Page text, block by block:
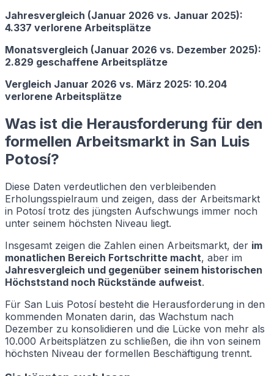
Jahresvergleich (Januar 2026 vs. Januar 2025):
4.337 verlorene Arbeitsplätze
Monatsvergleich (Januar 2026 vs. Dezember 2025):
2.829 geschaffene Arbeitsplätze
Vergleich Januar 2026 vs. März 2025: 10.204
verlorene Arbeitsplätze
Was ist die Herausforderung für den
formellen Arbeitsmarkt in San Luis
Potosí?
Diese Daten verdeutlichen den verbleibenden
Erholungsspielraum und zeigen, dass der Arbeitsmarkt
in Potosí trotz des jüngsten Aufschwungs immer noch
unter seinem höchsten Niveau liegt.
Insgesamt zeigen die Zahlen einen Arbeitsmarkt, der im
monatlichen Bereich Fortschritte macht, aber im
Jahresvergleich und gegenüber seinem historischen
Höchststand noch Rückstände aufweist.
Für San Luis Potosí besteht die Herausforderung in den
kommenden Monaten darin, das Wachstum nach
Dezember zu konsolidieren und die Lücke von mehr als
10.000 Arbeitsplätzen zu schließen, die ihn von seinem
höchsten Niveau der formellen Beschäftigung trennt.